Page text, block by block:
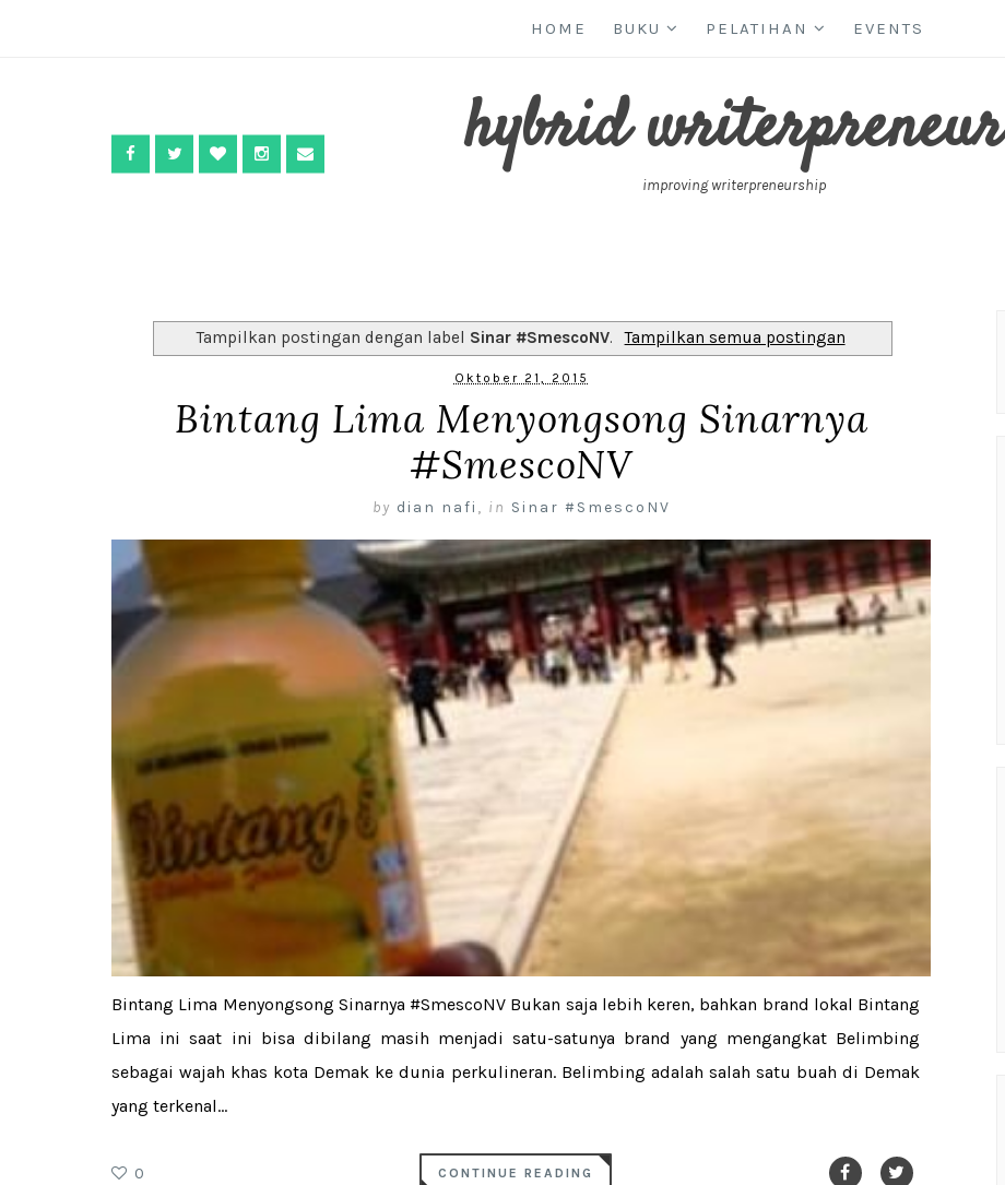
HOME BUKU PELATIHAN EVENTS
hybrid writerpreneur
improving writerpreneurship
Tampilkan postingan dengan label Sinar #SmescoNV. Tampilkan semua postingan
Oktober 21, 2015
Bintang Lima Menyongsong Sinarnya
#SmescoNV
by dian nafi , in Sinar #SmescoNV
Bintang Lima Menyongsong Sinarnya #SmescoNV Bukan saja lebih keren, bahkan brand lokal Bintang
Lima ini saat ini bisa dibilang masih menjadi satu-satunya brand yang mengangkat Belimbing
sebagai wajah khas kota Demak ke dunia perkulineran. Belimbing adalah salah satu buah di Demak
yang terkenal...
0 CONTINUE READING